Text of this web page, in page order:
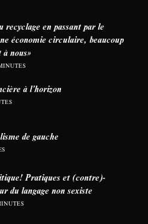
recyclage en passant par le
économie circulaire, beaucoup
à nous»
à l’horizon
de gauche
Pratiques et (contre)-
du langage non sexiste